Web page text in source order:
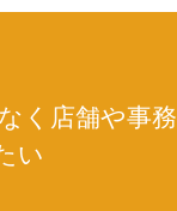
く店舗や事務
い